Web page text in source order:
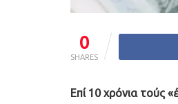
0
SHARES
Επί 10 χρόνια τούς